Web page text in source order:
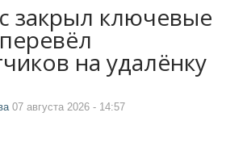
закрыл ключевые
на удалёнку
07 августа 2026 - 14:57